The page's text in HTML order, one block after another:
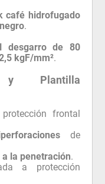
café hidrofugado
.
desgarro de 80
kgF/mm².
y Plantilla
frontal
de
la penetración.
a protección